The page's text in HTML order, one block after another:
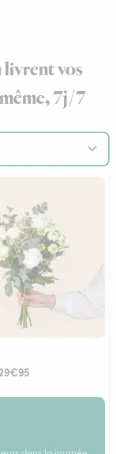
livrent vos
7j/7